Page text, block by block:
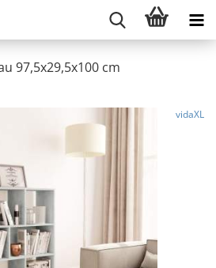
97,5x29,5x100 cm
vidaXL